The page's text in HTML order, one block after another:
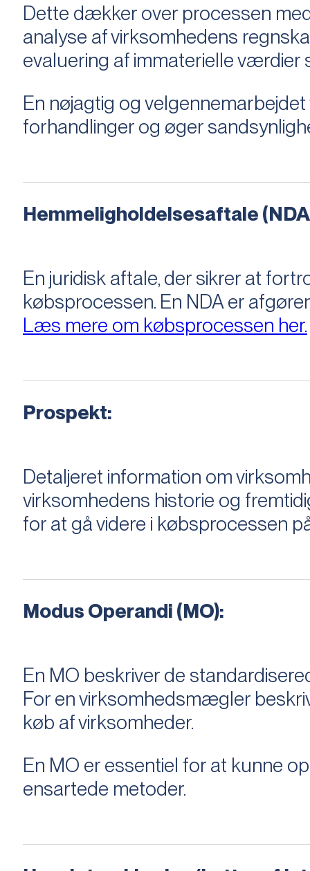
Dette dækker over processen
analyse af virksomhedens
evaluering af immaterielle
En nøjagtig og
forhandlinger og øger
Hemmeligholdelsesaftale
En juridisk aftale, der sikrer at
købsprocessen​​. En NDA er
Læs mere om købsprocessen her.
Prospekt:
Detaljeret information om
virksomhedens historie og
for at gå videre i købsprocessen
Modus Operandi (MO):
En MO beskriver de
For en virksomhedsmægler
køb af virksomheder.
En MO er essentiel for at kunne
ensartede metoder.